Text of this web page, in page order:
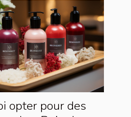
opter pour des